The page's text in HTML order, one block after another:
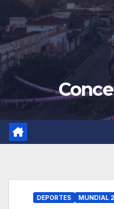
DEPORTES MUNDIAL